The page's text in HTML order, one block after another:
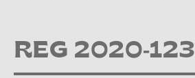
REG 2020-123